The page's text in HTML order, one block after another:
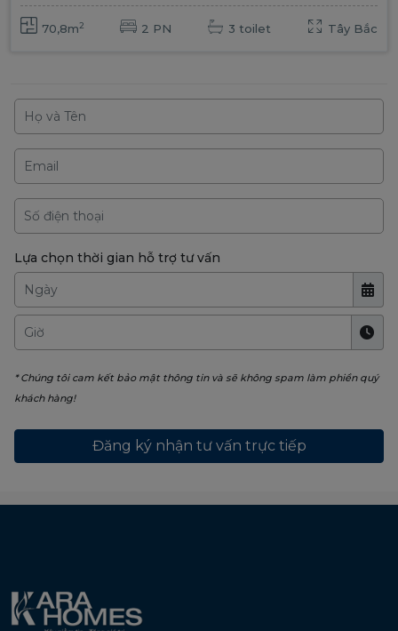
70,8m2 2 PN 3 toilet Tây Bắc
Lựa chọn thời gian hỗ trợ tư vấn
* Chúng tôi cam kết bảo mật thông tin và sẽ không spam làm phiền quý
khách hàng!